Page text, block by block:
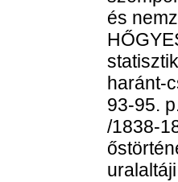
és
haránt-
93-95.
/1838-